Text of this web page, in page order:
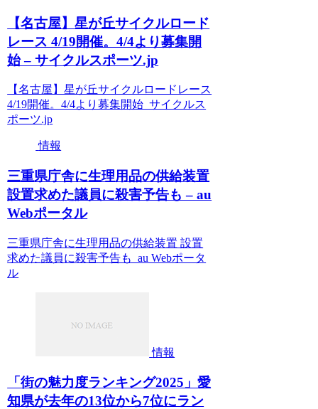
【名古屋】星が丘サイクルロード
レース 4/19開催。4/4より募集開
始 – サイクルスポーツ.jp
【名古屋】星が丘サイクルロードレース
4/19開催。4/4より募集開始 サイクルス
ポーツ.jp
情報
三重県庁舎に生理用品の供給装置
設置求めた議員に殺害予告も – au
Webポータル
三重県庁舎に生理用品の供給装置 設置
求めた議員に殺害予告も au Webポータ
ル
情報
「街の魅力度ランキング2025」愛
知県が去年の13位から7位にラン